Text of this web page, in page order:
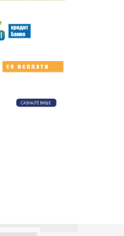
paklenih vrućina: Ovako
u SAD